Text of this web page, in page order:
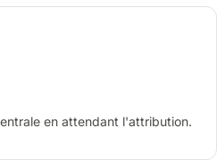
en attendant l'attribution.